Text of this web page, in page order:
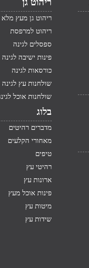
ריהוט גן מעץ מלא
ריהוט למרפסת
ספסלים לגינה
פינות ישיבה לגינה
כורסאות לגינה
שולחנות עץ לגינה
שולחנות אוכל
בלוג
מדברים רהיטים
מאחורי הקלעים
טיפים
רהיטי עץ
ארונות עץ
פינות אוכל מעץ
מיטות עץ
שידות עץ